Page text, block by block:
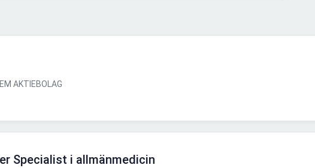
AKTIEBOLAG
Specialist i allmänmedicin